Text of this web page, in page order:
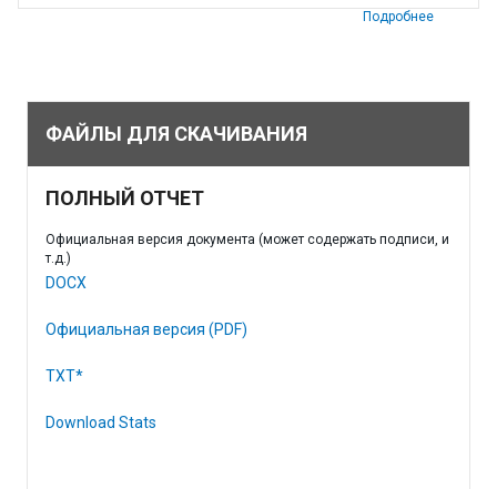
Подробнее
ФАЙЛЫ ДЛЯ СКАЧИВАНИЯ
ПОЛНЫЙ ОТЧЕТ
Официальная версия документа (может содержать подписи, и
т.д.)
DOCX
Официальная версия (PDF)
TXT*
Download Stats